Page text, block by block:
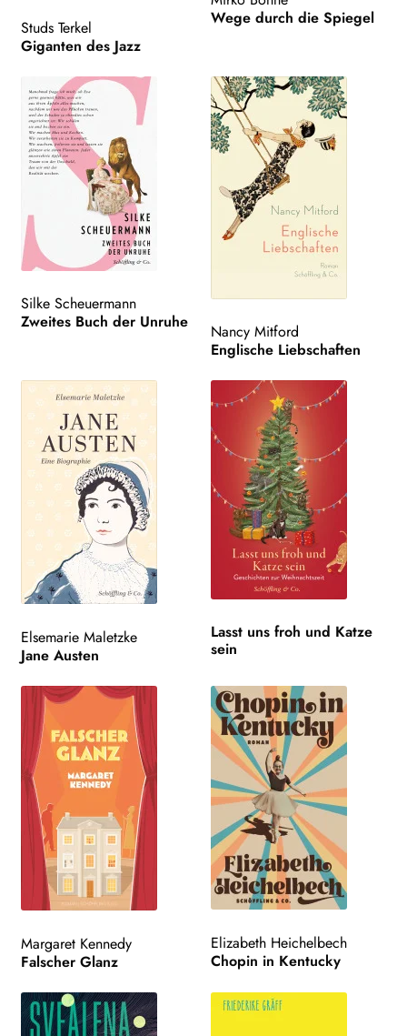
Studs Terkel
Giganten des Jazz
Wege durch die Spiegel
Silke Scheuermann
Zweites Buch der Unruhe
Nancy Mitford
Englische Liebschaften
Elsemarie Maletzke
Jane Austen
Lasst uns froh und Katze
sein
Margaret Kennedy
Falscher Glanz
Elizabeth Heichelbech
Chopin in Kentucky